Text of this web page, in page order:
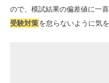
ので、模試結果の偏差値に一喜
受験対策を怠らないように気